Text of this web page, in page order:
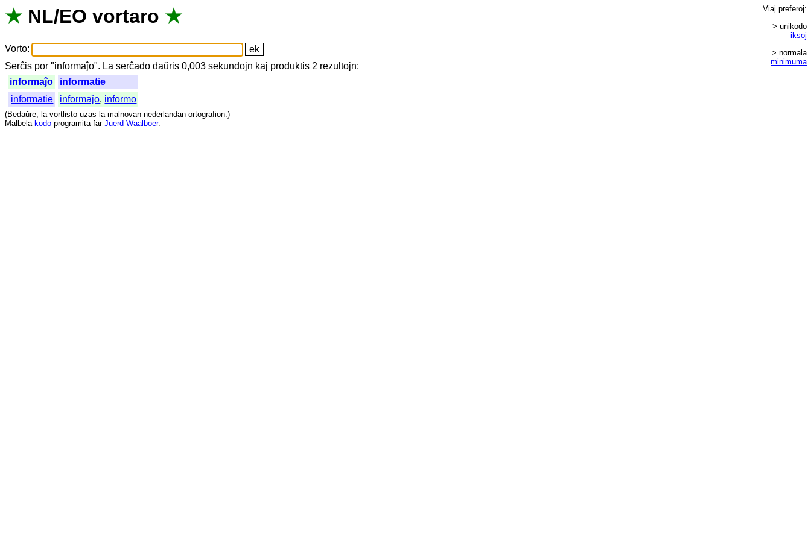
★ NL/EO vortaro ★
Vorto:
Serĉis por "informaĵo". La serĉado daŭris 0,003sekundojn kaj produktis 2 rezultojn:
informaĵo
informatie
informatie
informaĵo, informo
Viaj preferoj:
> unikodo
iksoj
> normala
minimuma
(Bedaŭre, la vortlisto uzas la malnovan nederlandan ortografion.)
Malbela kodo programita far Juerd Waalboer.